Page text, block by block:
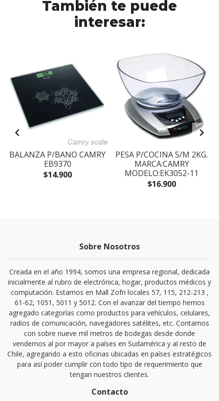
También te puede
interesar:
BALANZA P/BANO CAMRY
EB9370
$14.900
PESA P/COCINA S/M 2KG.
MARCA:CAMRY
MODELO:EK3052-11
$16.900
Sobre Nosotros
Creada en el año 1994, somos una empresa regional, dedicada
inicialmente al rubro de electrónica, hogar, productos médicos y
computación. Estamos en Mall Zofri locales 57, 115, 212-213 ,
61-62, 1051, 5011 y 5012. Con el avanzar del tiempo hemos
agregado categorías como productos para vehículos, celulares,
radios de comunicación, navegadores satélites, etc. Contamos
con sobre nueve mil metros de bodegas desde donde
vendemos al por mayor a países en Sudamérica y al resto de
Chile, agregando a esto oficinas ubicadas en países estratégicos
para así poder cumplir con todo tipo de requerimiento que
tengan nuestros clientes.
Contacto